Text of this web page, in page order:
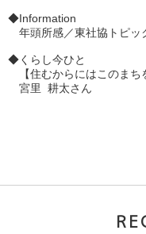
◆Information
年頭所感／東社協トピッ
◆くらし今ひと
【住むからにはこのまち
宮里 耕太さん